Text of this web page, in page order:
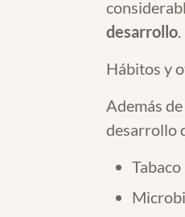
desarrollo.
Hábitos y
Además
desarrollo
Tabaco